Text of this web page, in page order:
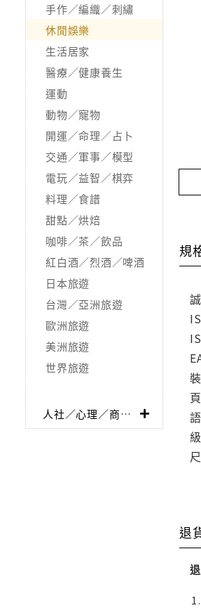
手作／編織／刺繡
休閒娛樂
生活居家
醫療／健康養生
運動
動物／寵物
開運／命理／占卜
交通／軍事／模型
電玩／益智／棋弈
料理／食譜
甜點／烘焙
咖啡／茶／飲品
紅白酒／烈酒／啤酒
日本旅遊
台灣／亞洲旅遊
歐洲旅遊
美洲旅遊
世界旅遊
人社／心理／商業／其他
規
退